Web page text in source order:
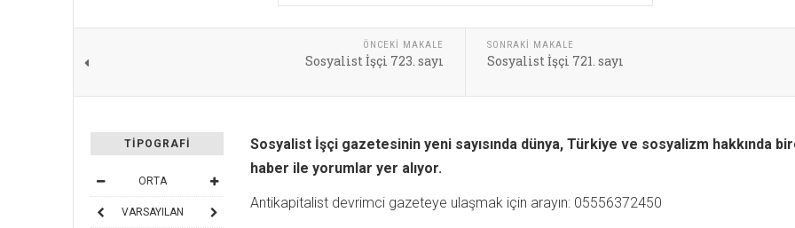
ÖNCEKI MAKALE
Sosyalist İşçi 723. sayı
SONRAKI MAKALE
Sosyalist İşçi 721. sayı
TIPOGRAFI
ORTA
VARSAYILAN
Sosyalist İşçi gazetesinin yeni sayısında dünya, Türkiye ve sosyalizm hakkında
haber ile yorumlar yer alıyor.
Antikapitalist devrimci gazeteye ulaşmak için arayın: 05556372450